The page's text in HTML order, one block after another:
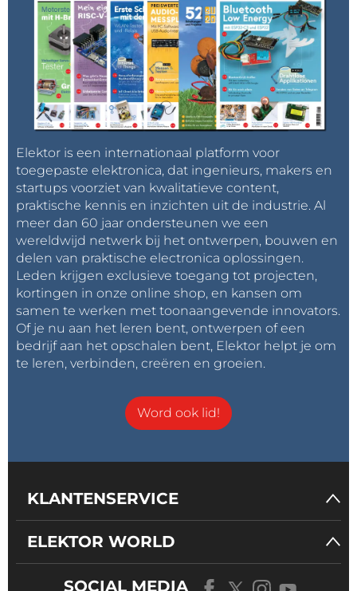
Elektor is een internationaal platform voor
toegepaste elektronica, dat ingenieurs, makers en
startups voorziet van kwalitatieve content,
praktische kennis en inzichten uit de industrie. Al
meer dan 60 jaar ondersteunen we een
wereldwijd netwerk bij het ontwerpen, bouwen en
delen van praktische electronica oplossingen.
Leden krijgen exclusieve toegang tot projecten,
kortingen in onze online shop, en kansen om
samen te werken met toonaangevende innovators.
Of je nu aan het leren bent, ontwerpen of een
bedrijf aan het opschalen bent, Elektor helpt je om
te leren, verbinden, creëren en groeien.
Word ook lid!
KLANTENSERVICE
ELEKTOR WORLD
SOCIAL MEDIA